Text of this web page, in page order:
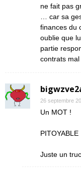
ne fait pas
… car sa
finances du
oublie que
partie
contrats mal
26 septembre
Un MOT !
PITOYABLE
Juste un